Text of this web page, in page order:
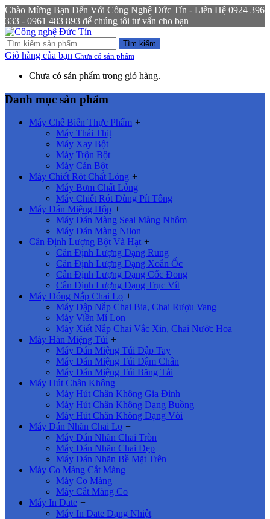
Chào Mừng Bạn Đến Với Công Nghệ Đức Tín - Liên Hệ 0924 396
333 - 0961 483 893 để chúng tôi tư vấn cho bạn
Tìm kiếm
Giỏ hàng của bạn Chưa có sản phẩm
Chưa có sản phẩm trong giỏ hàng.
Danh mục sản phẩm
Máy Chế Biến Thực Phẩm +
Máy Thái Thịt
Máy Xay Bột
Máy Trộn Bột
Máy Cán Bột
Máy Chiết Rót Chất Lỏng +
Máy Bơm Chất Lỏng
Máy Chiết Rót Dùng Pít Tông
Máy Dán Miệng Hộp +
Máy Dán Màng Seal Màng Nhôm
Máy Dán Màng Nilon
Cân Định Lượng Bột Và Hạt +
Cân Định Lượng Dạng Rung
Cân Định Lượng Dạng Xoắn Ốc
Cân Định Lượng Dạng Cốc Đong
Cân Định Lượng Dạng Trục Vít
Máy Đóng Nắp Chai Lọ +
Máy Dập Nắp Chai Bia, Chai Rượu Vang
Máy Viền Mí Lon
Máy Xiết Nắp Chai Vắc Xin, Chai Nước Hoa
Máy Hàn Miệng Túi +
Máy Dán Miệng Túi Dập Tay
Máy Dán Miệng Túi Dậm Chân
Máy Dán Miệng Túi Băng Tải
Máy Hút Chân Không +
Máy Hút Chân Không Gia Đình
Máy Hút Chân Không Dạng Buồng
Máy Hút Chân Không Dạng Vòi
Máy Dán Nhãn Chai Lọ +
Máy Dán Nhãn Chai Tròn
Máy Dán Nhãn Chai Dẹp
Máy Dán Nhãn Bề Mặt Trên
Máy Co Màng Cắt Màng +
Máy Co Màng
Máy Cắt Màng Co
Máy In Date +
Máy In Date Dạng Nhiệt